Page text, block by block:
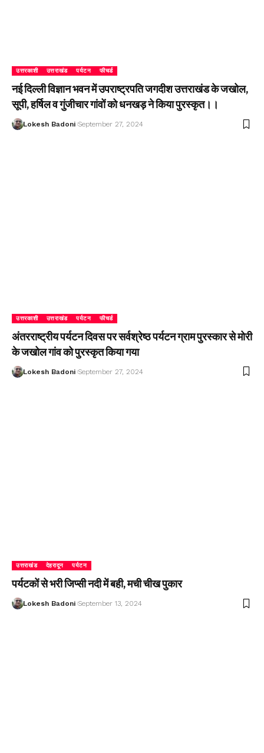
उत्तरकाशी उत्तराखंड पर्यटन फीचर्ड
नई दिल्ली विज्ञान भवन में उपराष्ट्रपति जगदीश उत्तराखंड के जखोल,
सूपी, हर्षिल व गुंजीचार गांवों को धनखड़ ने किया पुरस्कृत।।
Lokesh Badoni September 27, 2024
उत्तरकाशी उत्तराखंड पर्यटन फीचर्ड
अंतरराष्ट्रीय पर्यटन दिवस पर सर्वश्रेष्ठ पर्यटन ग्राम पुरस्कार से मोरी
के जखोल गांव को पुरस्कृत किया गया
Lokesh Badoni September 27, 2024
उत्तराखंड देहरादून पर्यटन
पर्यटकों से भरी जिप्सी नदी में बही, मची चीख पुकार
Lokesh Badoni September 13, 2024